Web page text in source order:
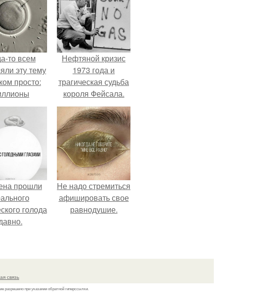
то всем
эту тему
просто:
к цели, а
самый
Нефтяной кризис
1973 года и
трагическая судьба
короля Фейсала.
прошли
голода
Hе надо стремиться
афишировать свое
равнодушие.
связь
разрешено при указании обратной гиперссылки.